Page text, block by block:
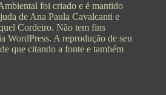
foi criado e é mantido
de Ana Paula Cavalcanti e
Cordeiro. Não tem fins
WordPress. A reprodução de seu
que citando a fonte e também